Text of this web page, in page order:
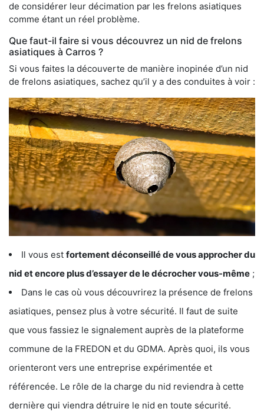
de considérer leur décimation par les frelons asiatiques
comme étant un réel problème.
Que faut-il faire si vous découvrez un nid de frelons
asiatiques à Carros ?
Si vous faites la découverte de manière inopinée d’un nid
de frelons asiatiques, sachez qu’il y a des conduites à voir :
Il vous est fortement déconseillé de vous approcher du
nid et encore plus d’essayer de le décrocher vous-même ;
Dans le cas où vous découvrirez la présence de frelons
asiatiques, pensez plus à votre sécurité. Il faut de suite
que vous fassiez le signalement auprès de la plateforme
commune de la FREDON et du GDMA. Après quoi, ils vous
orienteront vers une entreprise expérimentée et
référencée. Le rôle de la charge du nid reviendra à cette
dernière qui viendra détruire le nid en toute sécurité.